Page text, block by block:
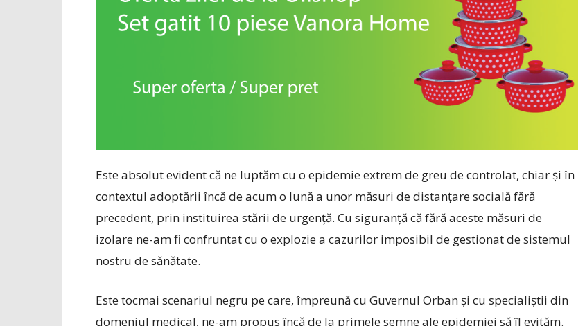
Este absolut evident că ne luptăm cu o epidemie extrem de greu de controlat, chiar și în
contextul adoptării încă de acum o lună a unor măsuri de distanțare socială fără
precedent, prin instituirea stării de urgență. Cu siguranță că fără aceste măsuri de
izolare ne-am fi confruntat cu o explozie a cazurilor imposibil de gestionat de sistemul
nostru de sănătate.
Este tocmai scenariul negru pe care, împreună cu Guvernul Orban și cu specialiștii din
domeniul medical, ne-am propus încă de la primele semne ale epidemiei să îl evităm.